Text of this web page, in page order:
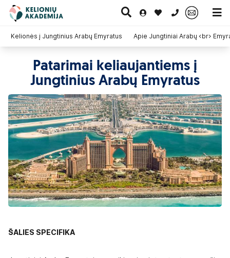
0 700 11007
Paskutinė
Pažintinės
kelionės
Egzotinės
kelionės
Kelionės į Jungtinius Arabų Emyratus Apie Jungtiniai Arabų <br>
Patarimai keliaujantiems į
Jungtinius Arabų Emyratus
ŠALIES SPECIFIKA